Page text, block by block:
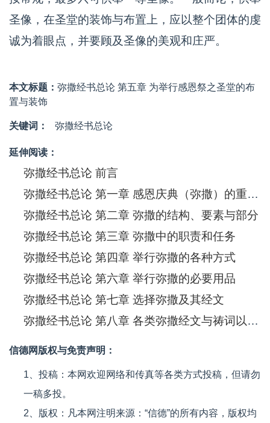
圣像，在圣堂的装饰与布置上，应以整个团体的虔
诚为着眼点，并要顾及圣像的美观和庄严。
本文标题： 弥撒经书总论 第五章 为举行感恩祭之圣堂的布
置与装饰
关键词： 弥撒经书总论
延伸阅读：
弥撒经书总论 前言
弥撒经书总论 第一章 感恩庆典（弥撒）的重要与崇高
弥撒经书总论 第二章 弥撒的结构、要素与部分
弥撒经书总论 第三章 弥撒中的职责和任务
弥撒经书总论 第四章 举行弥撒的各种方式
弥撒经书总论 第六章 举行弥撒的必要用品
弥撒经书总论 第七章 选择弥撒及其经文
弥撒经书总论 第八章 各类弥撒经文与祷词以及追思弥撒
信德网版权与免责声明：
1、投稿：本网欢迎网络和传真等各类方式投稿，但请勿
一稿多投。
2、版权：凡本网注明来源：“信德”的所有内容，版权均